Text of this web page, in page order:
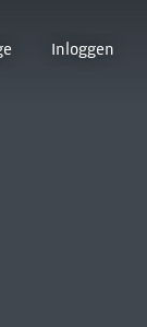
Inloggen